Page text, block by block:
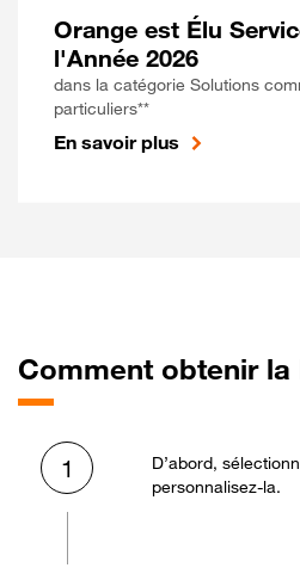
Orange est Élu
l'Année 2026
dans la catégorie Solutions
particuliers**
En savoir plus
Comment obtenir la
1
D’abord,
personnalisez-la.